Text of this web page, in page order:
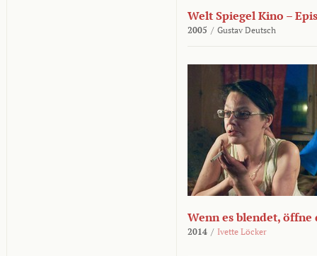
Welt Spiegel Kino –
2005 / Gustav Deutsch
Wenn es blendet, öffne
2014 / Ivette Löcker